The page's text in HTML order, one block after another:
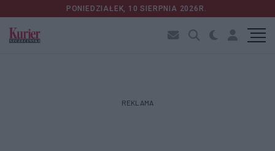
PONIEDZIAŁEK, 10 SIERPNIA 2026R.
REKLAMA